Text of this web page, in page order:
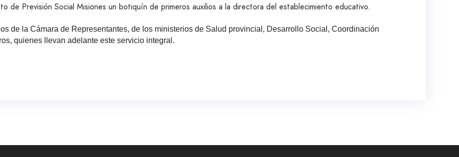
de Previsión Social Misiones un botiquín de primeros auxilios a la directora del establecimiento educativo.
de la Cámara de Representantes, de los ministerios de Salud provincial, Desarrollo Social, Coordinación
quienes llevan adelante este servicio integral.